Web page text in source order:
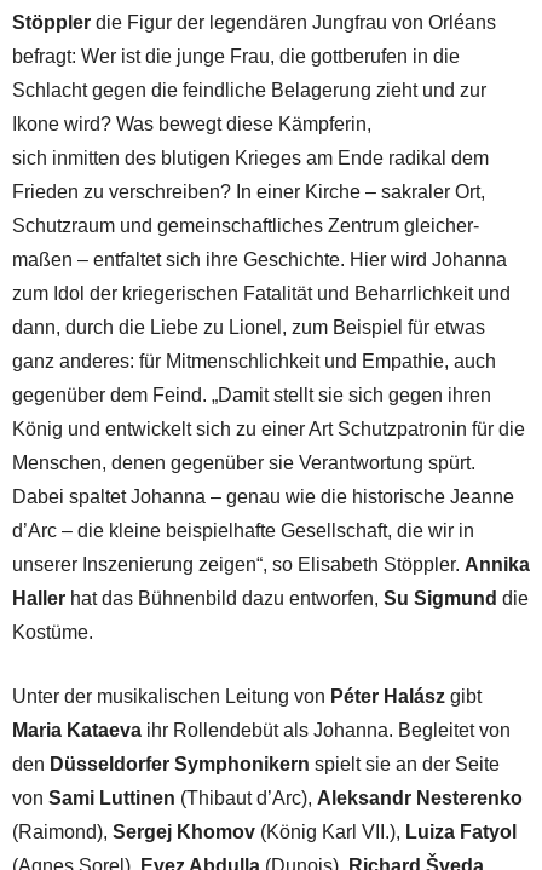
Stöppler die Figur der legendären Jungfrau von Orléans
befragt: Wer ist die junge Frau, die gottberufen in die
Schlacht gegen die feindliche Belagerung zieht und zur
Ikone wird? Was bewegt diese Kämpferin,
sich inmitten des blutigen Krieges am Ende radikal dem
Frieden zu verschreiben? In einer Kirche – sakraler Ort,
Schutzraum und gemeinschaft­liches Zen­trum gleicher­
maßen – entfaltet sich ihre Geschichte. Hier wird Johanna
zum Idol der kriegerischen Fatali­tät und Beharrlich­keit und
dann, durch die Liebe zu Lionel, zum Beispiel für etwas
ganz anderes: für Mitmensch­lich­keit und Empathie, auch
gegenüber dem Feind. „Damit stellt sie sich gegen ihren
König und entwickelt sich zu einer Art Schutzpatronin für die
Menschen, denen gegenüber sie Verantwortung spürt.
Dabei spaltet Johanna – genau wie die historische Jeanne
d’Arc – die kleine beispielhafte Gesellschaft, die wir in
unserer Inszenierung zeigen“, so Elisabeth Stöppler. Annika
Haller hat das Bühnenbild dazu entworfen, Su Sigmund die
Kostüme.
Unter der musikalischen Leitung von Péter Halász gibt
Maria Kataeva ihr Rollendebüt als Johanna. Begleitet von
den Düssel­dorfer Sympho­nikern spielt sie an der Seite
von Sami Luttinen (Thibaut d’Arc), Aleksandr Nesterenko
(Raimond), Sergej Khomov (König Karl VII.), Luiza Fatyol
(Agnes Sorel), Evez Abdulla (Dunois), Richard Šveda